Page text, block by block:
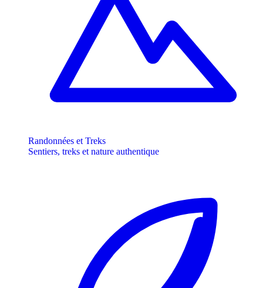
Randonnées et Treks
Sentiers, treks et nature authentique